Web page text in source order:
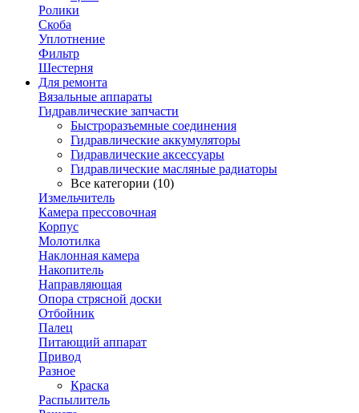
Ролики
Скоба
Уплотнение
Фильтр
Шестерня
Для ремонта
Вязальные аппараты
Гидравлические запчасти
Быстроразъемные соединения
Гидравлические аккумуляторы
Гидравлические аксессуары
Гидравлические масляные радиаторы
Все категории (10)
Измельчитель
Камера прессовочная
Корпус
Молотилка
Наклонная камера
Накопитель
Направляющая
Опора стрясной доски
Отбойник
Палец
Питающий аппарат
Привод
Разное
Краска
Распылитель